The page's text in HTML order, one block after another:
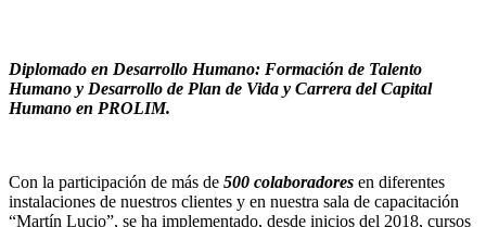
Diplomado en Desarrollo Humano: Formación de Talento
Humano y Desarrollo de Plan de Vida y Carrera del Capital
Humano en PROLIM.
Con la participación de más de 500 colaboradores en diferentes
instalaciones de nuestros clientes y en nuestra sala de capacitación
“Martín Lucio”, se ha implementado, desde inicios del 2018, cursos